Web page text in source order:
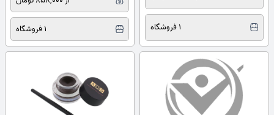
1 فروشگاه 1 فروشگاه